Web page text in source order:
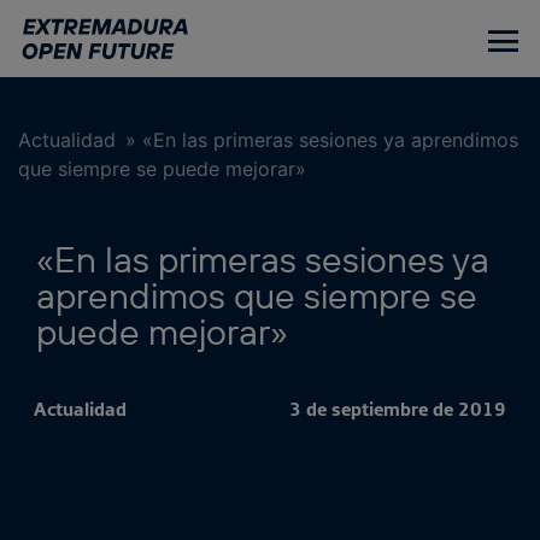
contenido
Actualidad » «En las primeras sesiones ya aprendimos
que siempre se puede mejorar»
«En las primeras sesiones ya
aprendimos que siempre se
puede mejorar»
Actualidad 3 de septiembre de 2019